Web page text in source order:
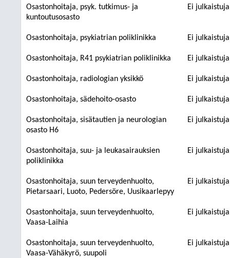
Osastonhoitaja, psyk. tutkimus- ja
kuntoutusosasto
Ei
Osastonhoitaja, psykiatrian poliklinikka Ei
Osastonhoitaja, R41 psykiatrian poliklinikka Ei
Osastonhoitaja, radiologian yksikkö Ei
Osastonhoitaja, sädehoito-osasto Ei
Osastonhoitaja, sisätautien ja neurologian
osasto H6
Ei
Osastonhoitaja, suu- ja leukasairauksien
poliklinikka
Ei
Osastonhoitaja, suun terveydenhuolto,
Pietarsaari, Luoto, Pedersöre, Uusikaarlepyy
Ei
Osastonhoitaja, suun terveydenhuolto,
Vaasa-Laihia
Ei
Osastonhoitaja, suun terveydenhuolto,
Vaasa-Vähäkyrö, suupoli
Ei